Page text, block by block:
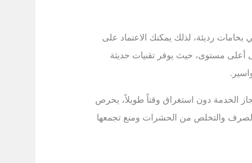
رديئة، لذلك يمكنك الاعتماد على
مستوى، حيث يوفر تقنيات حديثة
الخدمة دون استغراق وقتاً طويلاً، يحرص
الصرف والتخلص من الحشرات ومنع تجمعها